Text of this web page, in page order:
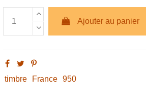
Ajouter au panier
timbre France 950